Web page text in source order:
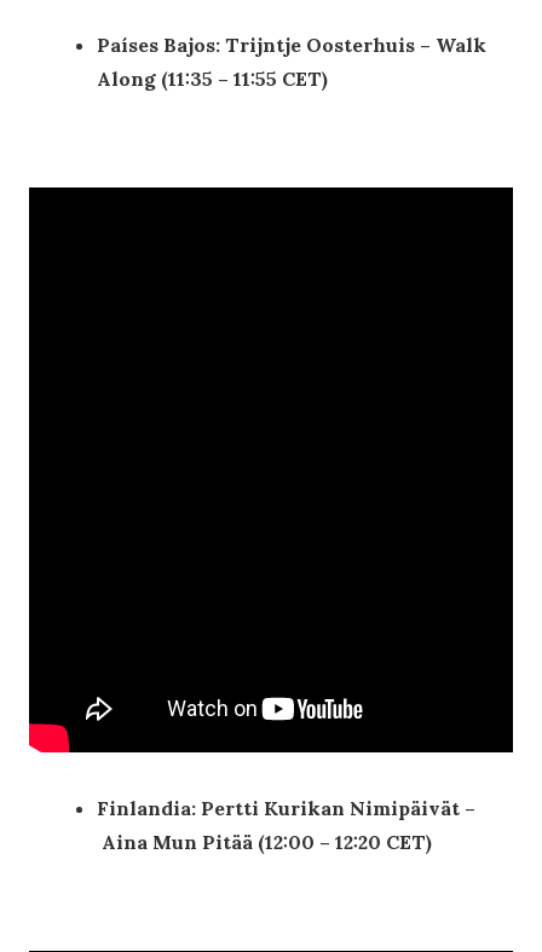
Países Bajos: Trijntje Oosterhuis – Walk
Along (11:35 – 11:55 CET)
Finlandia: Pertti Kurikan Nimipäivät –
Aina Mun Pitää (12:00 – 12:20 CET)